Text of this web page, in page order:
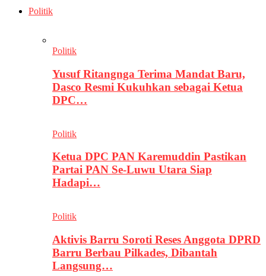
Politik
Politik
Yusuf Ritangnga Terima Mandat Baru,
Dasco Resmi Kukuhkan sebagai Ketua
DPC…
Politik
Ketua DPC PAN Karemuddin Pastikan
Partai PAN Se-Luwu Utara Siap
Hadapi…
Politik
Aktivis Barru Soroti Reses Anggota DPRD
Barru Berbau Pilkades, Dibantah
Langsung…